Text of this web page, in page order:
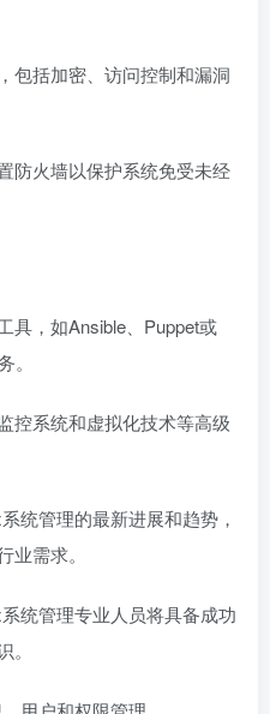
包括加密、访问控制和漏洞
防火墙以保护系统免受未经
具，如Ansible、Puppet或
控系统和虚拟化技术等高级
统管理的最新进展和趋势，
需求。
统管理专业人员将具备成功